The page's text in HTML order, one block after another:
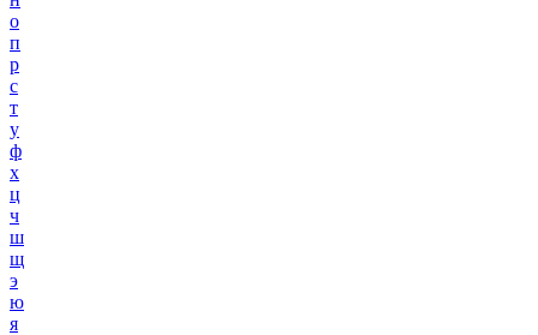
о
п
р
с
т
у
ф
х
ц
ч
ш
щ
э
ю
я